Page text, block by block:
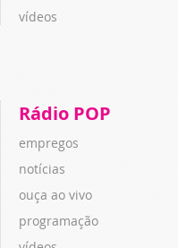
vídeos
Rádio POP
empregos
notícias
ouça ao vivo
programação